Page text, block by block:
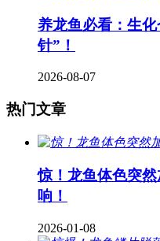
养龙鱼必看：生
针”！
2026-08-07
热门文章
惊！龙鱼体色突
响！
2026-01-08